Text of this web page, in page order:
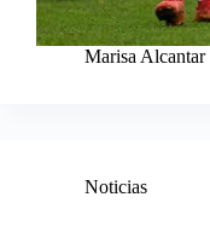
Marisa Alcantar
Noticias